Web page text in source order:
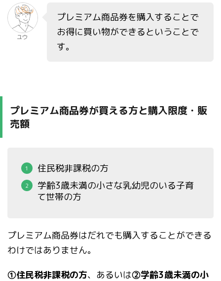
ユウ
プレミアム商品券を購入することで
お得に買い物ができるということで
す。
プレミアム商品券が買える方と購入限度・販
売額
住民税非課税の方
学齢3歳未満の小さな乳幼児のいる子育
て世帯の方
プレミアム商品券はだれでも購入することができる
わけではありません。
①住民税非課税の方、あるいは②学齢3歳未満の小